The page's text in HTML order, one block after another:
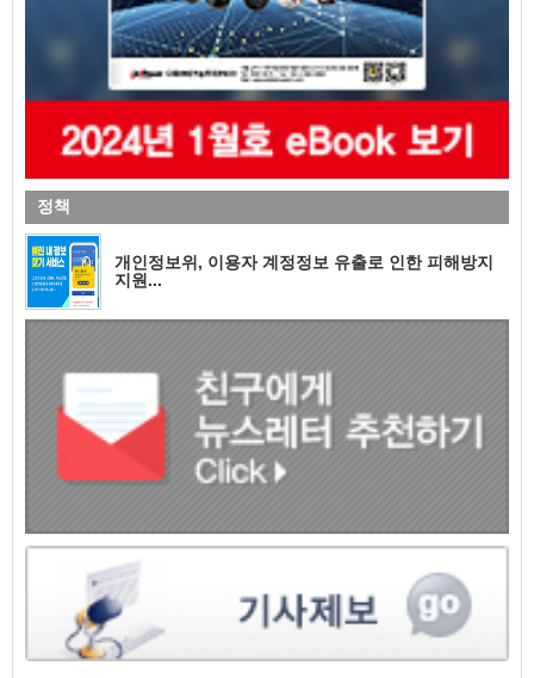
정책
개인정보위, 이용자 계정정보 유출로 인한 피해방지
지원...